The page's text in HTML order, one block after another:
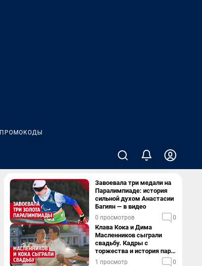
ПРОМОКОДЫ
Завоевала три медали на
Паралимпиаде: история
сильной духом Анастасии
Багиян — в видео
0 просмотров 0
Клава Кока и Дима
Масленников сыграли
свадьбу. Кадры с
торжества и история пары
— в видео
1 просмотр 0